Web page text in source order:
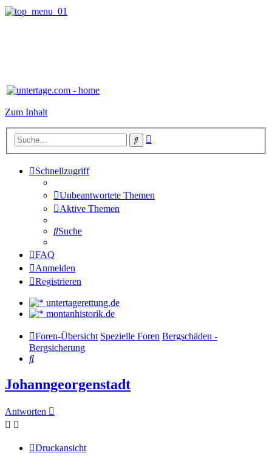
Zum Inhalt
Suche
Schnellzugriff
Unbeantwortete Themen
Aktive Themen
Suche
FAQ
Anmelden
Registrieren
untertagerettung.de
montanhistorik.de
Foren-Übersicht Spezielle Foren Bergschäden -
Bergsicherung
Suche
Johanngeorgenstadt
Antworten
Druckansicht